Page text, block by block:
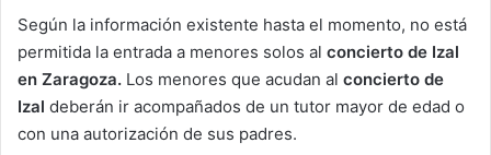
Según la información existente hasta el momento, no está
permitida la entrada a menores solos al concierto de Izal
en Zaragoza. Los menores que acudan al concierto de
Izal deberán ir acompañados de un tutor mayor de edad o
con una autorización de sus padres.